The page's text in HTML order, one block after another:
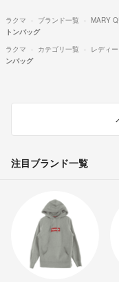
ラクマ ブランド一覧 MARY
トンバッグ
ラクマ
カテゴリ一覧 レディー
ンバッグ
注目ブランド一覧